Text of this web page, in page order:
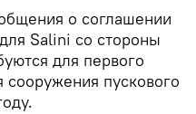
о соглашении
Salini со стороны
для первого
сооружения пускового